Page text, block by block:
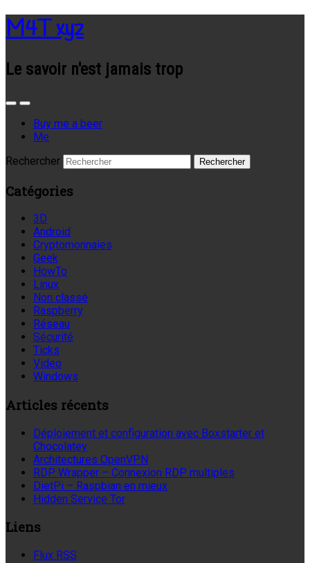
M4T xyz
Le savoir n'est jamais trop
Buy me a beer
Me
Rechercher
Catégories
3D
Android
Cryptomonnaies
Geek
HowTo
Linux
Non classé
Raspberry
Réseau
Sécurité
Ticks
Video
Windows
Articles récents
Déploiement et configuration avec Boxstarter et
Chocolatey
Architectures OpenVPN
RDP Wrapper – Connexion RDP multiples
DietPi – Raspbian en mieux
Hidden Service Tor
Liens
Flux RSS